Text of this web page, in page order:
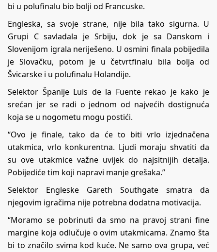
bi u polufinalu bio bolji od Francuske.
Engleska, sa svoje strane, nije bila tako sigurna. U
Grupi C savladala je Srbiju, dok je sa Danskom i
Slovenijom igrala neriješeno. U osmini finala pobijedila
je Slovačku, potom je u četvrtfinalu bila bolja od
Švicarske i u polufinalu Holandije.
Selektor Španije Luis de la Fuente rekao je kako je
srećan jer se radi o jednom od najvećih dostignuća
koja se u nogometu mogu postići.
“Ovo je finale, tako da će to biti vrlo izjednačena
utakmica, vrlo konkurentna. Ljudi moraju shvatiti da
su ove utakmice važne uvijek do najsitnijih detalja.
Pobijediće tim koji napravi manje grešaka.”
Selektor Engleske Gareth Southgate smatra da
njegovim igračima nije potrebna dodatna motivacija.
“Moramo se pobrinuti da smo na pravoj strani fine
margine koja odlučuje o ovim utakmicama. Znamo šta
bi to značilo svima kod kuće. Ne samo ova grupa, već